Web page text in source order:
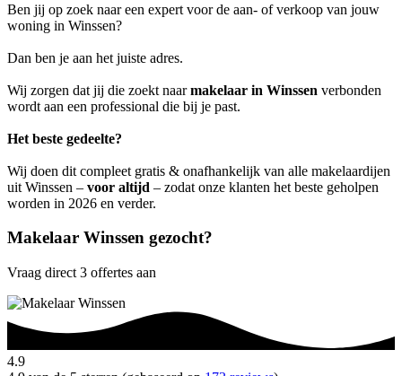
Ben jij op zoek naar een expert voor de aan- of verkoop van jouw
woning in Winssen?
Dan ben je aan het juiste adres.
Wij zorgen dat jij die zoekt naarmakelaar in Winssen verbonden
wordt aan een professional die bij je past.
Het beste gedeelte?
Wij doen dit compleet gratis & onafhankelijk van alle makelaardijen
uit Winssen – voor altijd – zodat onze klanten het beste geholpen
worden in 2026 en verder.
Makelaar Winssen gezocht?
Vraag direct 3 offertes aan
4.9